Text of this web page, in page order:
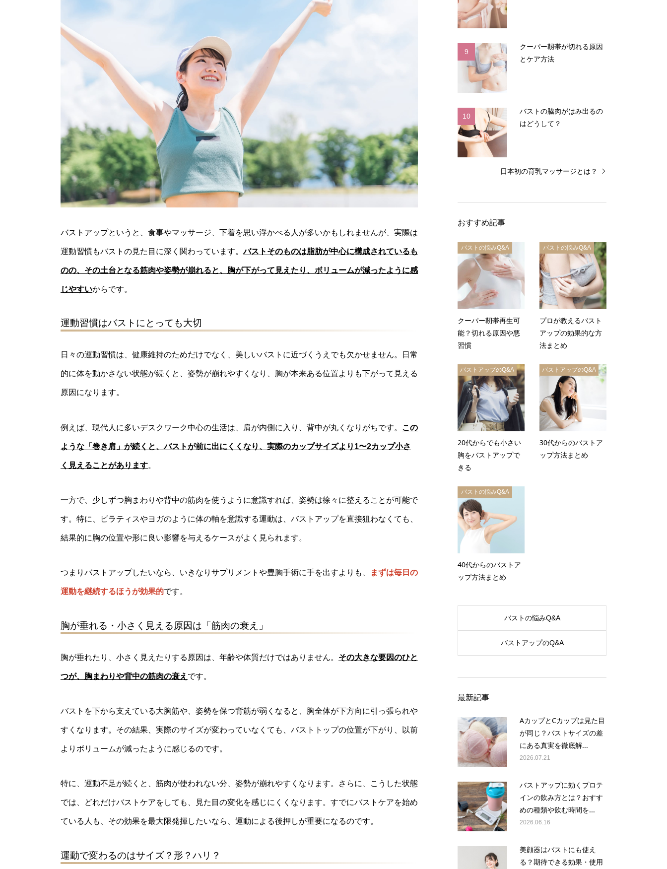
バストアップというと、食事やマッサージ、下着を思い浮かべる人が多いかもしれませんが、実際は
運動習慣もバストの見た目に深く関わっています。バストそのものは脂肪が中心に構成されているも
のの、その土台となる筋肉や姿勢が崩れると、胸が下がって見えたり、ボリュームが減ったように感
じやすいからです。
運動習慣はバストにとっても大切
日々の運動習慣は、健康維持のためだけでなく、美しいバストに近づくうえでも欠かせません。日常
的に体を動かさない状態が続くと、姿勢が崩れやすくなり、胸が本来ある位置よりも下がって見える
原因になります。
例えば、現代人に多いデスクワーク中心の生活は、肩が内側に入り、背中が丸くなりがちです。 この
ような「巻き肩」が続くと、バストが前に出にくくなり、実際のカップサイズより1〜2カップ小さ
く見えることがあります。
一方で、少しずつ胸まわりや背中の筋肉を使うように意識すれば、姿勢は徐々に整えることが可能で
す。特に、ピラティスやヨガのように体の軸を意識する運動は、バストアップを直接狙わなくても、
結果的に胸の位置や形に良い影響を与えるケースがよく見られます。
つまりバストアップしたいなら、いきなりサプリメントや豊胸手術に手を出すよりも、 まずは毎日の
運動を継続するほうが効果的です。
胸が垂れる・小さく見える原因は「筋肉の衰え」
胸が垂れたり、小さく見えたりする原因は、年齢や体質だけではありません。 その大きな要因のひと
つが、胸まわりや背中の筋肉の衰え です。
バストを下から支えている大胸筋や、姿勢を保つ背筋が弱くなると、胸全体が下方向に引っ張られや
すくなります。その結果、実際のサイズが変わっていなくても、バストトップの位置が下がり、以前
よりボリュームが減ったように感じるのです。
特に、運動不足が続くと、筋肉が使われない分、姿勢が崩れやすくなります。さらに、こうした状態
では、どれだけバストケアをしても、見た目の変化を感じにくくなります。すでにバストケアを始め
ている人も、その効果を最大限発揮したいなら、運動による後押しが重要になるのです。
運動で変わるのはサイズ？形？ハリ？
9
クーパー靱帯が切れる原因
とケア方法
10
バストの脇肉がはみ出るの
はどうして？
日本初の育乳マッサージとは？
おすすめ記事
バストの悩みQ&A
クーパー靭帯再生可
能？切れる原因や悪
習慣
バストの悩みQ&A
プロが教えるバスト
アップの効果的な方
法まとめ
バストアップのQ&A
20代からでも小さい
胸をバストアップで
きる
バストアップのQ&A
30代からのバストア
ップ方法まとめ
バストの悩みQ&A
40代からのバストア
ップ方法まとめ
バストの悩みQ&A
バストアップのQ&A
最新記事
AカップとCカップは見た目
が同じ？バストサイズの差
にある真実を徹底解...
2026.07.21
バストアップに効くプロテ
インの飲み方とは？おすす
めの種類や飲む時間を...
2026.06.16
美顔器はバストにも使え
る？期待できる効果・使用